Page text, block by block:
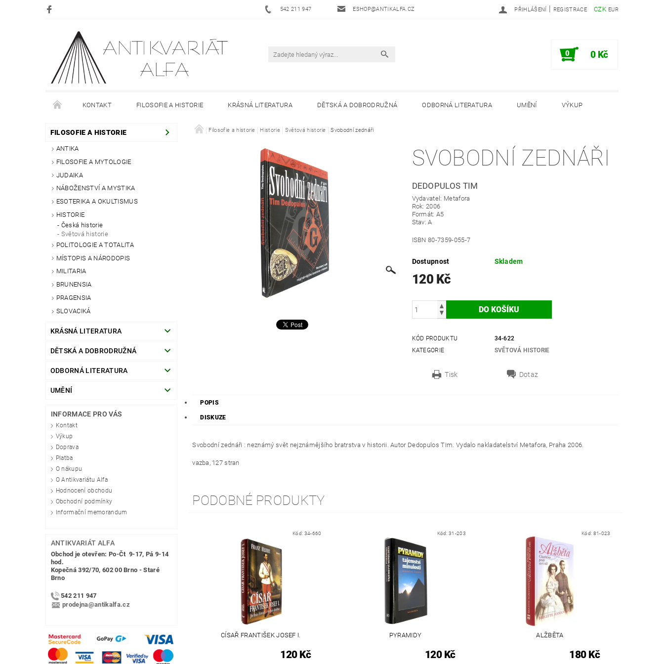
542 211 947 ESHOP@ANTIKALFA.CZ CZK EUR
PŘIHLÁŠENÍ | REGISTRACE
0 0 Kč
KONTAKT FILOSOFIE A HISTORIE KRÁSNÁ LITERATURA DĚTSKÁ A DOBRODRUŽNÁ ODBORNÁ LITERATURA UMĚNÍ VÝKUP
DOPRAVA PLATBA O NÁKUPU O ANTIKVARIÁTU ALFA HODNOCENÍ OBCHODU
FILOSOFIE A HISTORIE
ANTIKA
FILOSOFIE A MYTOLOGIE
JUDAIKA
NÁBOŽENSTVÍ A MYSTIKA
ESOTERIKA A OKULTISMUS
HISTORIE
Česká historie
Světová historie
POLITOLOGIE A TOTALITA
MÍSTOPIS A NÁRODOPIS
MILITARIA
BRUNENSIA
PRAGENSIA
SLOVACIKÁ
KRÁSNÁ LITERATURA
DĚTSKÁ A DOBRODRUŽNÁ
ODBORNÁ LITERATURA
UMĚNÍ
INFORMACE PRO VÁS
Kontakt
Výkup
Doprava
Platba
O nákupu
O Antikvariátu Alfa
Hodnocení obchodu
Obchodní podmínky
Informační memorandum
ANTIKVARIÁT ALFA
Obchod je otevřen: Po-Čt 9-17, Pá 9-14
hod.
Kopečná 392/70, 602 00 Brno - Staré
Brno
542 211 947
prodejna@antikalfa.cz
Filosofie a historie Historie Světová historie Svobodní zednáři
SVOBODNÍ ZEDNÁŘI
DEDOPULOS TIM
Vydavatel: Metafora
Rok: 2006
Formát: A5
Stav: A
ISBN 80-7359-055-7
Dostupnost Skladem
120 Kč
KÓD PRODUKTU
34-622
KATEGORIE
SVĚTOVÁ HISTORIE
Tisk Dotaz
POPIS
DISKUZE
Svobodní zednáři : neznámý svět nejznámějšího bratrstva v historii. Autor Dedopulos Tim. Vydalo nakladatelství Metafora, Praha 2006.
vazba, 127 stran
PODOBNÉ PRODUKTY
Kód: 34-660
CÍSAŘ FRANTIŠEK JOSEF I.
120 Kč
Kód:31-203
PYRAMIDY
120 Kč
Kód: 81-023
ALŽBĚTA
180 Kč